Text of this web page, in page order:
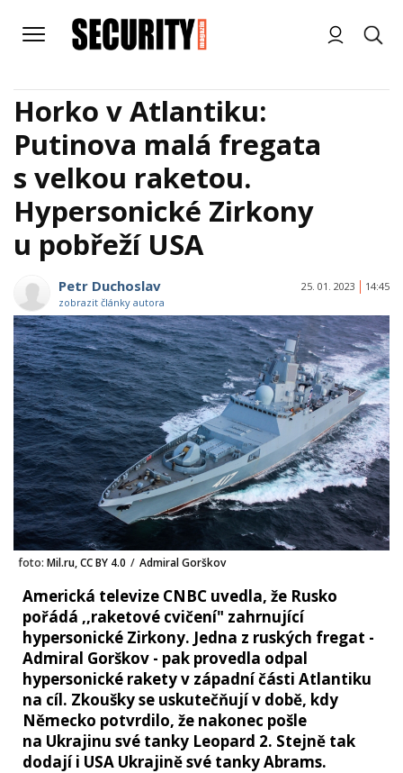
Horko v Atlantiku:
Putinova malá fregata
s velkou raketou.
Hypersonické Zirkony
u pobřeží USA
Petr Duchoslav
zobrazit články autora
25. 01. 2023 14:45
foto: Mil.ru, CC BY 4.0 / Admiral Gorškov
Americká televize CNBC uvedla, že Rusko
pořádá ,,raketové cvičení" zahrnující
hypersonické Zirkony. Jedna z ruských fregat -
Admiral Gorškov - pak provedla odpal
hypersonické rakety v západní části Atlantiku
na cíl. Zkoušky se uskutečňují v době, kdy
Německo potvrdilo, že nakonec pošle
na Ukrajinu své tanky Leopard 2. Stejně tak
dodají i USA Ukrajině své tanky Abrams.